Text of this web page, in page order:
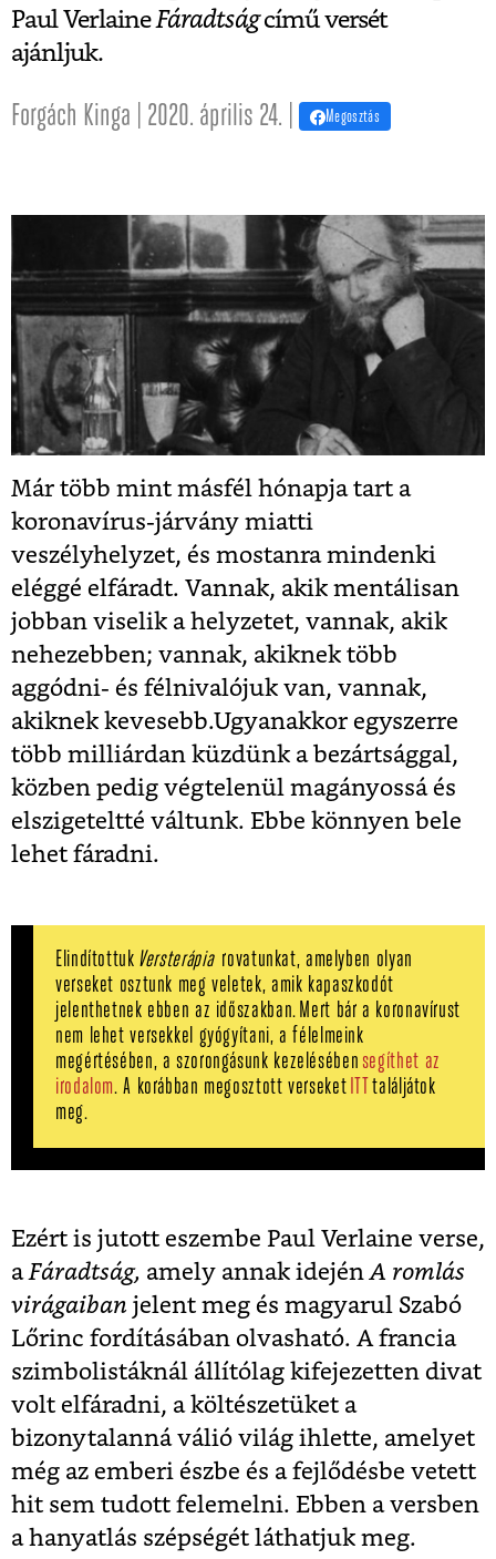
Paul VerlaineFáradtságcímű versét
ajánljuk.
Forgách Kinga | 2020. április 24. | Megosztás
Már több mint másfél hónapja tart a
koronavírus-járvány miatti
veszélyhelyzet, és mostanra mindenki
eléggé elfáradt. Vannak, akik mentálisan
jobban viselik a helyzetet, vannak, akik
nehezebben; vannak, akiknek több
aggódni- és félnivalójuk van, vannak,
akiknek kevesebb.Ugyanakkor egyszerre
több milliárdan küzdünk a bezártsággal,
közben pedig végtelenül magányossá és
elszigeteltté váltunk. Ebbe könnyen bele
lehet fáradni.
Elindítottuk Versterápiarovatunkat, amelyben olyan
verseket osztunk meg veletek, amik kapaszkodót
jelenthetnek ebben az időszakban. Mert bár a koronavírust
nem lehet versekkel gyógyítani, a félelmeink
megértésében, a szorongásunk kezelésébensegíthet az
irodalom. A korábban megosztott verseket
találjátok
meg.
Ezért is jutott eszembe Paul Verlaine verse,
aFáradtság, amely annak idején A romlás
virágaiban jelent meg és magyarul Szabó
Lőrinc fordításában olvasható. A francia
szimbolistáknál állítólag kifejezetten divat
volt elfáradni, a költészetüket a
bizonytalanná válió világ ihlette, amelyet
még az emberi észbe és a fejlődésbe vetett
hit sem tudott felemelni. Ebben a versben
a hanyatlás szépségét láthatjuk meg.